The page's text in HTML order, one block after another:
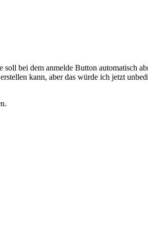
bei dem anmelde Button automatisch
kann, aber das würde ich jetzt